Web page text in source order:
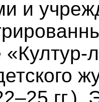
и